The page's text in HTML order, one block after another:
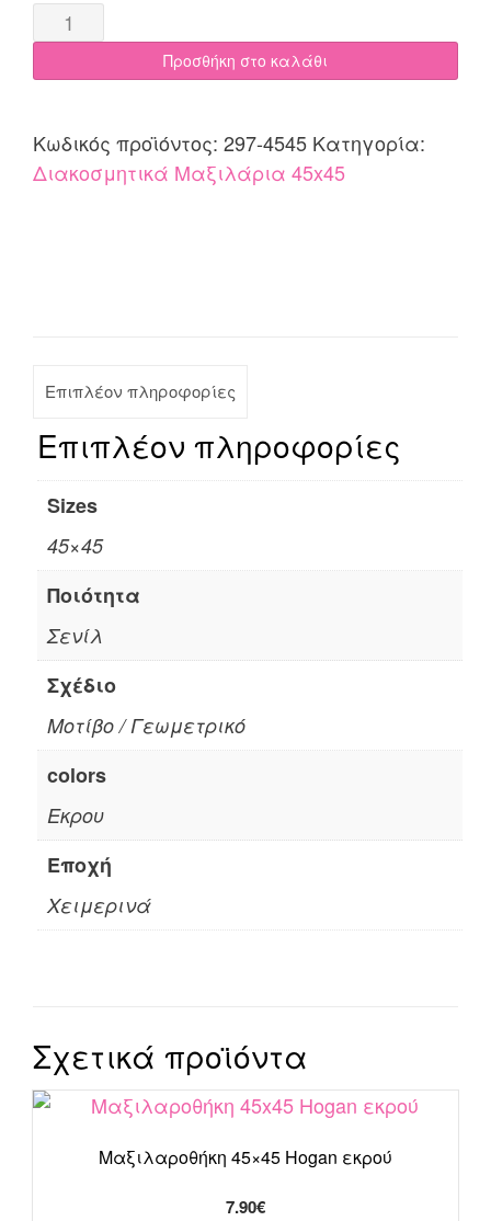
Διακοσμητική
Μαξιλαροθήκη
45x45
|
Sydney
Προσθήκη στο καλάθι
Κωδικός προϊόντος: 297-4545 Κατηγορία:
Διακοσμητικά Μαξιλάρια 45x45
Επιπλέον πληροφορίες
Επιπλέον πληροφορίες
Sizes
45×45
Ποιότητα
Σενίλ
Σχέδιο
Μοτίβο / Γεωμετρικό
colors
Εκρου
Εποχή
Χειμερινά
Σχετικά προϊόντα
Μαξιλαροθήκη 45×45 Hogan εκρού
7.90€